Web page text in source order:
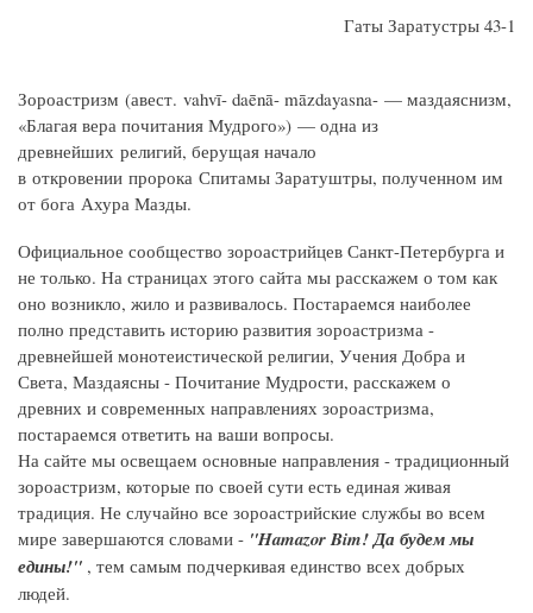
Гаты Заратустры 43-1
Зороастризм (авест. vahvī- daēnā- māzdayasna- — маздаяснизм,
«Благая вера почитания Мудрого») — одна из
древнейших религий, берущая начало
в откровении пророка Спитамы Заратуштры, полученном им
от бога Ахура Мазды.
Официальное сообщество зороастрийцев Санкт-Петербурга и
не только. На страницах этого сайта мы расскажем о том как
оно возникло, жило и развивалось. Постараемся наиболее
полно представить историю развития зороастризма -
древнейшей монотеистической религии, Учения Добра и
Света, Маздаясны - Почитание Мудрости, расскажем о
древних и современных направлениях зороастризма,
постараемся ответить на ваши вопросы.
На сайте мы освещаем основные направления - традиционный
зороастризм, которые по своей сути есть единая живая
традиция. Не случайно все зороастрийские службы во всем
мире завершаются словами - "Hamazor Bim! Да будем мы
едины!" , тем самым подчеркивая единство всех добрых
людей.